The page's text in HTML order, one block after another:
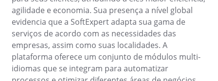
ISO 42001
ISO 50001
ISO/IEC 17025
FSSC 22000
COSO
ISO 14001
ISO 15189
Supply
Time Control
agilidade e economia. Sua presença a nível global
evidencia que a SoftExpert adapta sua gama de
serviços de acordo com as necessidades das
empresas, assim como suas localidades. A
plataforma oferece um conjunto de módulos multi-
idiomas que se integram para automatizar